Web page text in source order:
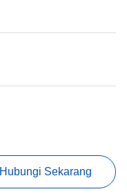
Hubungi Sekarang